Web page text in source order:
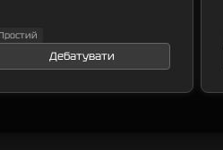
Дебатувати